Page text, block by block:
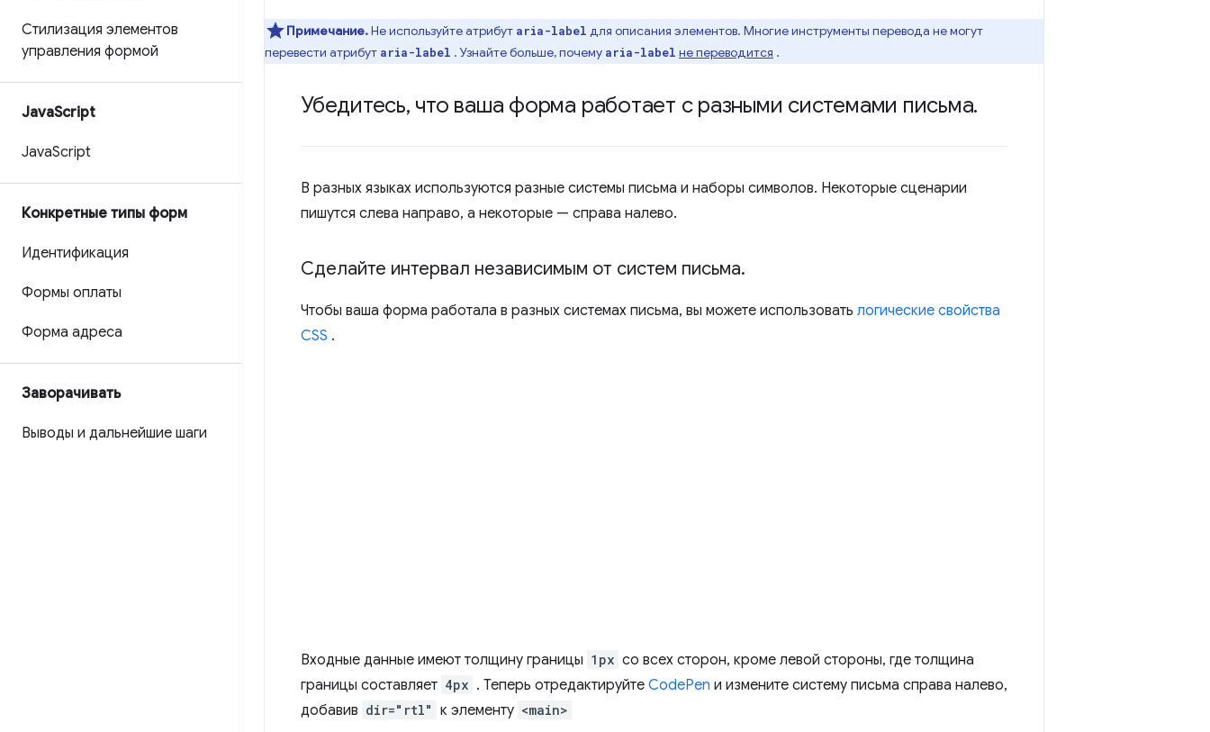
Стилизация элементов
управления формой
JavaScript
JavaScript
Конкретные типы форм
Идентификация
Формы оплаты
Форма адреса
Заворачивать
Выводы и дальнейшие шаги
Примечание.Не используйте атрибут aria-label для описания элементов. Многие инструменты перевода не могут
перевести атрибут aria-label . Узнайте больше, почему aria-label не переводится .
Убедитесь, что ваша форма работает с разными системами письма.
В разных языках используются разные системы письма и наборы символов. Некоторые сценарии
пишутся слева направо, а некоторые — справа налево.
Сделайте интервал независимым от систем письма.
Чтобы ваша форма работала в разных системах письма, вы можете использовать логические свойства
CSS .
Входные данные имеют толщину границы 1px со всех сторон, кроме левой стороны, где толщина
границы составляет 4px . Теперь отредактируйте CodePen и измените систему письма справа налево,
добавив dir="rtl" к элементу <main>